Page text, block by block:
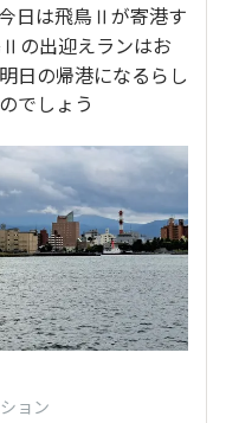
日は飛鳥Ⅱが寄港す
の出迎えランはお
日の帰港になるらし
でしょう
ョン